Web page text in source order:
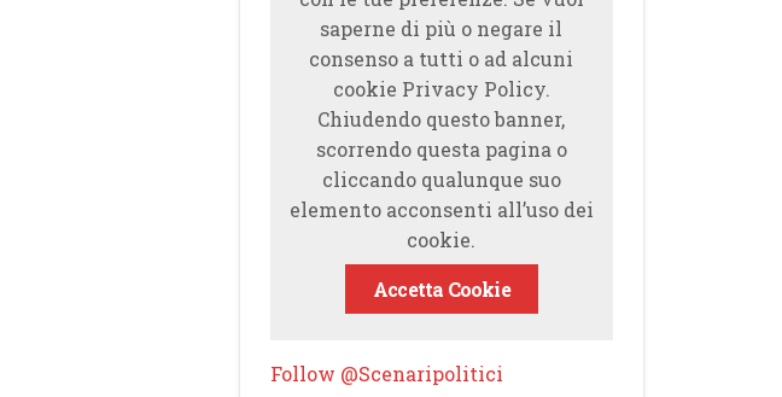
saperne di più o negare il
consenso a tutti o ad alcuni
cookie Privacy Policy.
Chiudendo questo banner,
scorrendo questa pagina o
cliccando qualunque suo
elemento acconsenti all’uso dei
cookie.
Accetta Cookie
Follow @Scenaripolitici